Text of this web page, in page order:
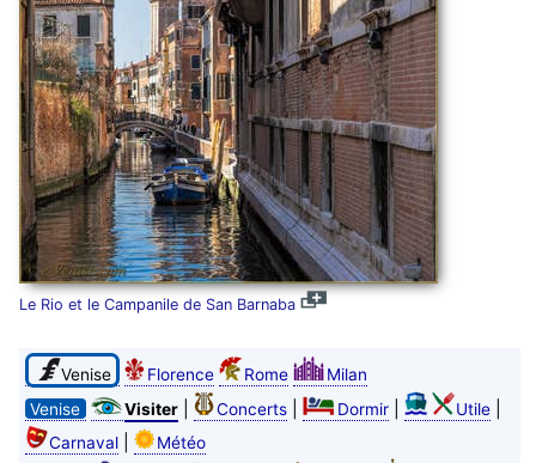
Le Rio et le Campanile de San Barnaba
Venise Florence Rome
Milan
Venise
Visiter| Concerts| Dormir| Utile|
Carnaval|
Météo